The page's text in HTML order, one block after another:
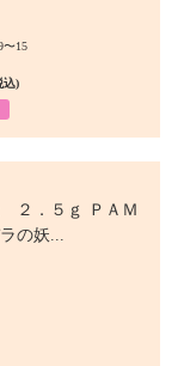
〜15
込)
２．５ｇ ＰＡＭ
の妖...